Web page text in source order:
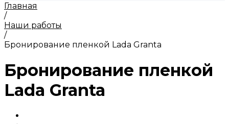
Главная
/
Наши работы
/
Бронирование пленкой Lada Granta
Бронирование пленкой
Lada Granta